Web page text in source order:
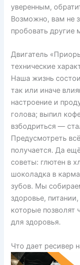
уверенным,
Возможно, вам не
пробовать другие
Двигатель
технические
Наша жизнь
так или иначе
настроение и
голова; выпил
взбодриться —
Предусмотреть
получается. Да
советы: глютен в
шоколадка в
зубов. Мы
здоровье,
которые позволят
для здоровья.
Что дает ресивер